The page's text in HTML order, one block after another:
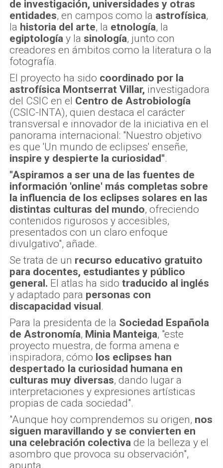
de investigación, universidades y otras
entidades, en campos como la astrofísica,
la historia del arte, la etnología, la
egiptología y la sinología, junto con
creadores en ámbitos como la literatura o la
fotografía.
El proyecto ha sido coordinado por la
astrofísica Montserrat Villar, investigadora
del CSIC en el Centro de Astrobiología
(CSIC-INTA), quien destaca el carácter
transversal e innovador de la iniciativa en el
panorama internacional: "Nuestro objetivo
es que 'Un mundo de eclipses' enseñe,
inspire y despierte la curiosidad".
"Aspiramos a ser una de las fuentes de
información 'online' más completas sobre
la influencia de los eclipses solares en las
distintas culturas del mundo, ofreciendo
contenidos rigurosos y accesibles,
presentados con un claro enfoque
divulgativo", añade.
Se trata de un recurso educativo gratuito
para docentes, estudiantes y público
general. El atlas ha sido traducido al inglés
y adaptado para personas con
discapacidad visual.
Para la presidenta de la Sociedad Española
de Astronomía, Minia Manteiga, "este
proyecto muestra, de forma amena e
inspiradora, cómo los eclipses han
despertado la curiosidad humana en
culturas muy diversas, dando lugar a
interpretaciones y expresiones artísticas
propias de cada sociedad".
"Aunque hoy comprendemos su origen, nos
siguen maravillando y se convierten en
una celebración colectiva de la belleza y el
asombro que provoca su observación",
apunta.